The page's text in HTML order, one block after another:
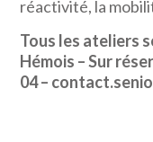
réactivité, la
Tous les ateliers
Hémois – Sur
04 –